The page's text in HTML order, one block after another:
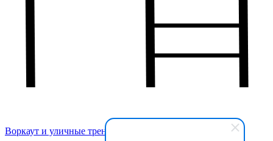
Воркаут и уличные тренажеры